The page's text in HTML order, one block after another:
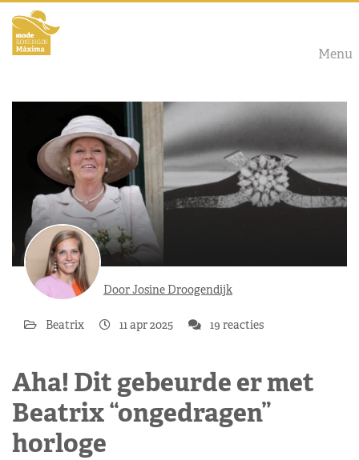
Menu
Door Josine Droogendijk
Beatrix 11 apr 2025 19 reacties
Aha! Dit gebeurde er met
Beatrix “ongedragen”
horloge